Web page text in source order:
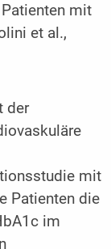
mit
et al.,
der
mit
Patienten die
im